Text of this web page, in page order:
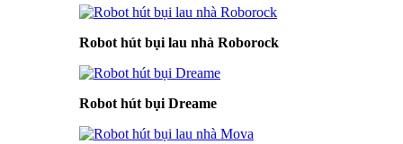
Robot hút bụi lau nhà Roborock
Robot hút bụi Dreame